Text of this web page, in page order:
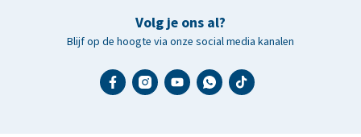
Volg je ons al?
Blijf op de hoogte via onze social media kanalen